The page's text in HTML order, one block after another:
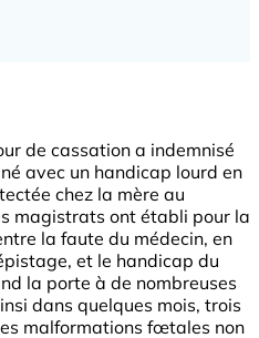
de cassation a indemnisé
avec un handicap lourd en
chez la mère au
magistrats ont établi pour la
la faute du médecin, en
et le handicap du
la porte à de nombreuses
dans quelques mois, trois
malformations fœtales non